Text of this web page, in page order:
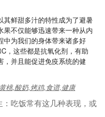
其鲜甜多汁的特性成为了避暑
果不仅能够迅速带来一种从内
中为我们的身体带来诸多好
，这些都是抗氧化剂，有助
，并且能促进免疫系统的健
桃,酸奶,烤鸡,食谱,健康